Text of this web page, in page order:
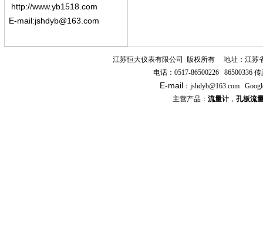
http://www.yb1518.com
E-mail:jshdyb@163.com
江苏恒大仪表有限公司 版权所有
地址：江苏
电话： 0517-86500226 86500336 传
E-mail ： jshdyb@163.com
主营产品： 流量计， 孔板流